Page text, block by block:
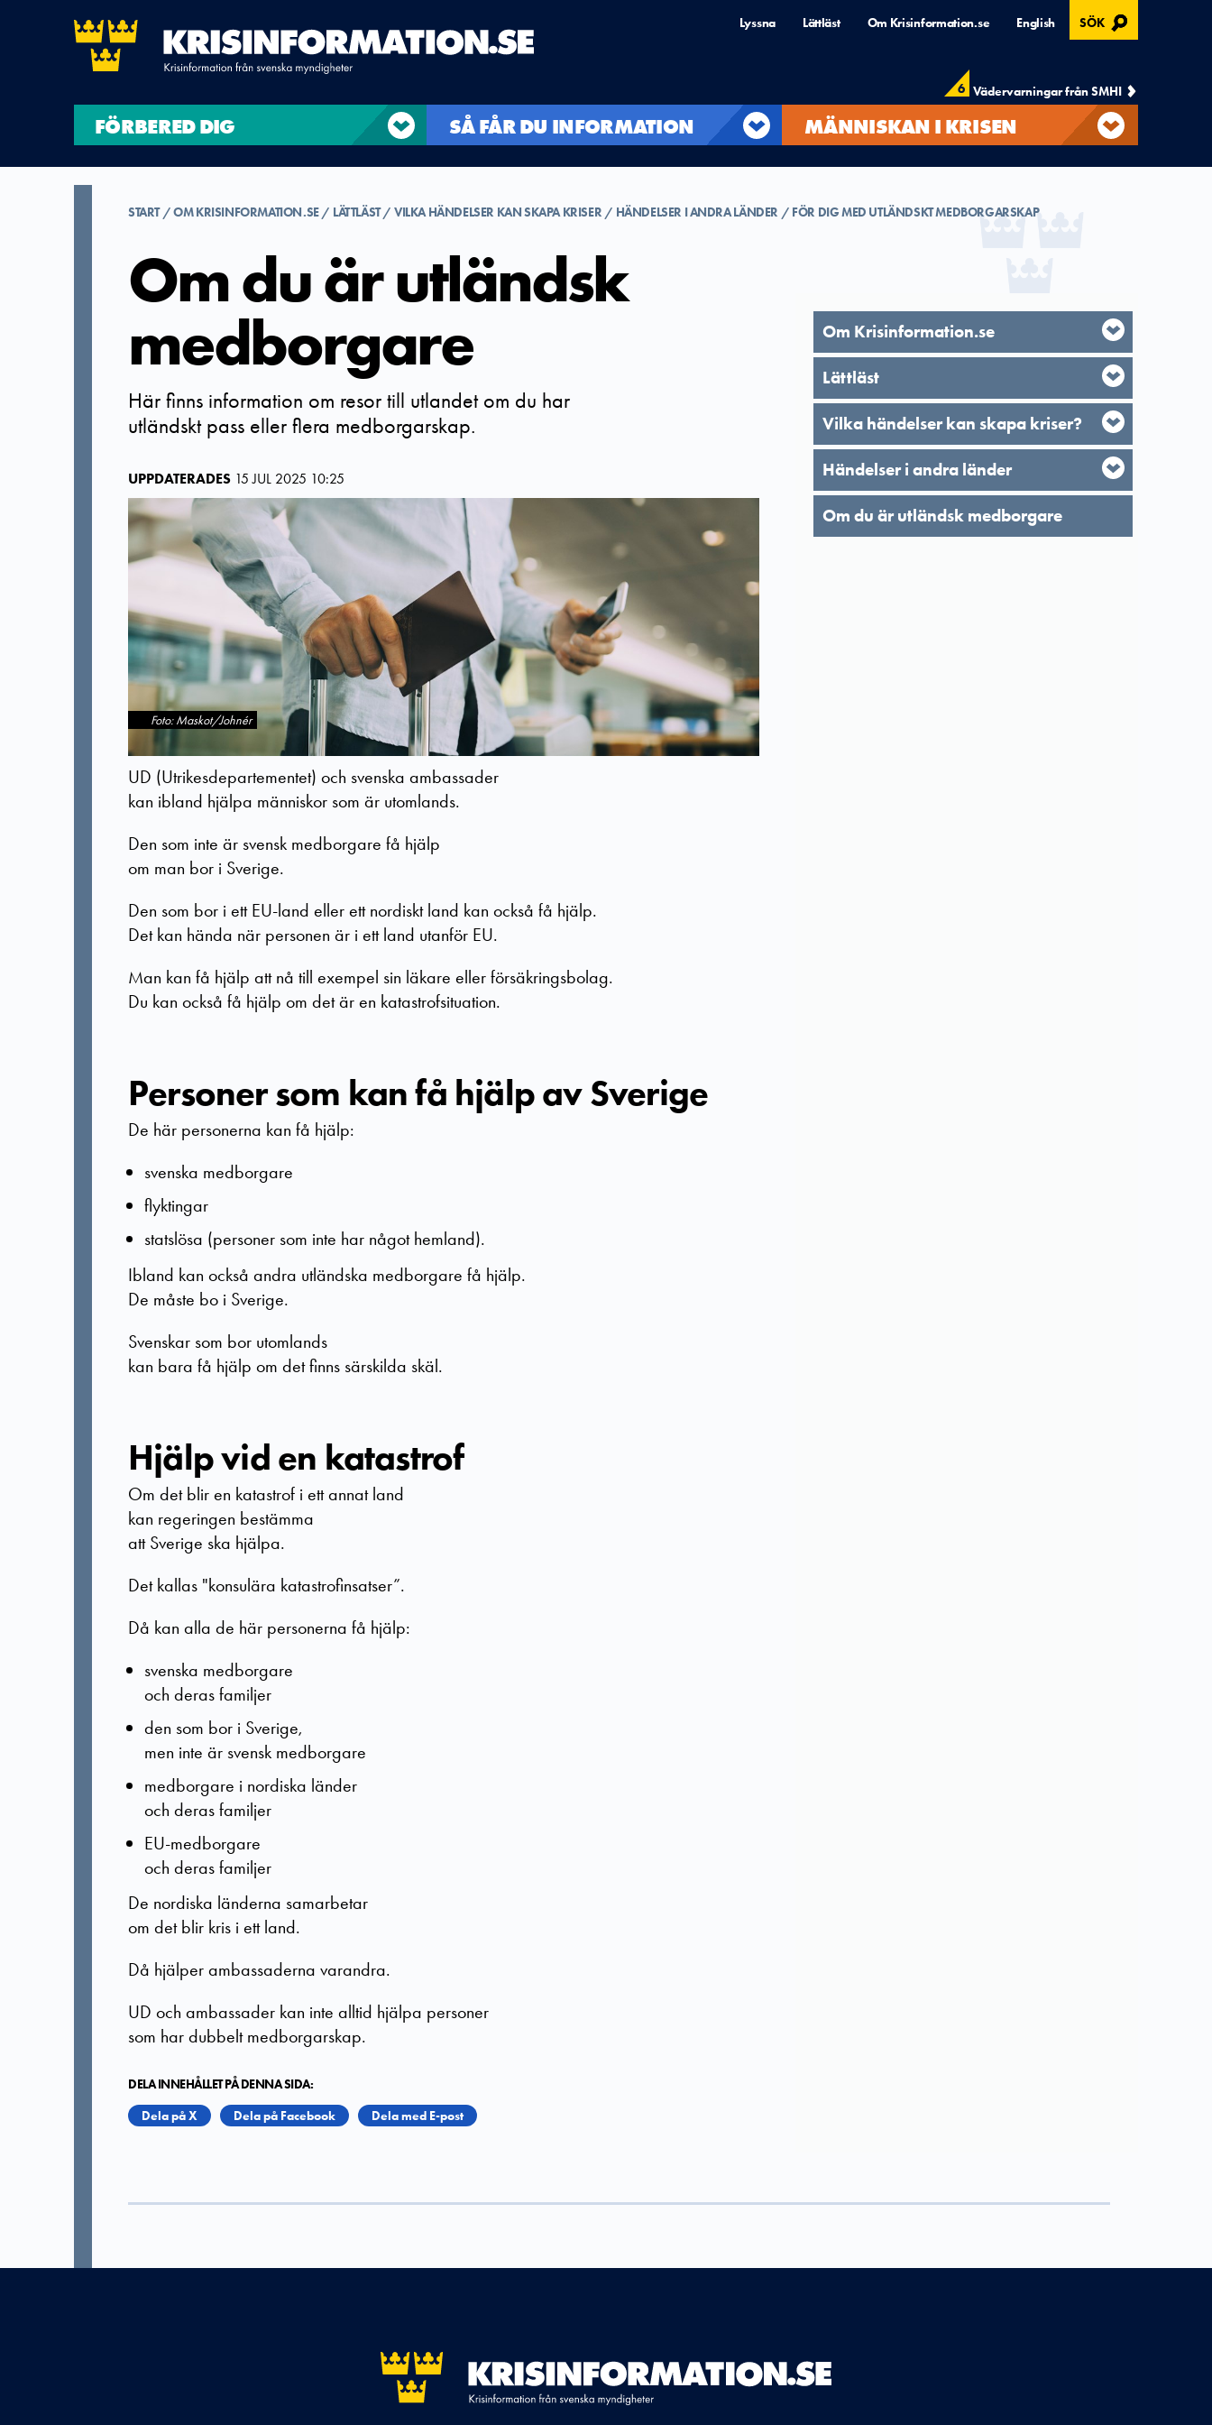
Lyssna Lättläst Om Krisinformation.se English SÖK , ÖPPNAS I MODAL
6 Vädervarningar från SMHI
FÖRBERED DIG SÅ FÅR DU INFORMATION MÄNNISKAN I KRISEN
START OM KRISINFORMATION.SE LÄTTLÄST VILKA HÄNDELSER KAN SKAPA KRISER HÄNDELSER I ANDRA LÄNDER FÖR DIG MED UTLÄNDSKT MEDBORGARSKAP
Om du är utländsk
medborgare
Här finns information om resor till utlandet om du har
utländskt pass eller flera medborgarskap.
UPPDATERADES 15 JUL 2025 10:25
Foto: Maskot/Johnér
UD (Utrikesdepartementet) och svenska ambassader
kan ibland hjälpa människor som är utomlands.
Den som inte är svensk medborgare få hjälp
om man bor i Sverige.
Den som bor i ett EU-land eller ett nordiskt land kan också få hjälp.
Det kan hända när personen är i ett land utanför EU.
Man kan få hjälp att nå till exempel sin läkare eller försäkringsbolag.
Du kan också få hjälp om det är en katastrofsituation.
Personer som kan få hjälp av Sverige
De här personerna kan få hjälp:
svenska medborgare
flyktingar
statslösa (personer som inte har något hemland).
Ibland kan också andra utländska medborgare få hjälp.
De måste bo i Sverige.
Svenskar som bor utomlands
kan bara få hjälp om det finns särskilda skäl.
Hjälp vid en katastrof
Om det blir en katastrof i ett annat land
kan regeringen bestämma
att Sverige ska hjälpa.
Det kallas "konsulära katastrofinsatser”.
Då kan alla de här personerna få hjälp:
svenska medborgare
och deras familjer
den som bor i Sverige,
men inte är svensk medborgare
medborgare i nordiska länder
och deras familjer
EU-medborgare
och deras familjer
De nordiska länderna samarbetar
om det blir kris i ett land.
Då hjälper ambassaderna varandra.
UD och ambassader kan inte alltid hjälpa personer
som har dubbelt medborgarskap.
DELA INNEHÅLLET PÅ DENNA SIDA:
Dela på X
Dela på Facebook Dela med E-post
Om Krisinformation.se
Lättläst
Vilka händelser kan skapa kriser?
Händelser i andra länder
Om du är utländsk medborgare